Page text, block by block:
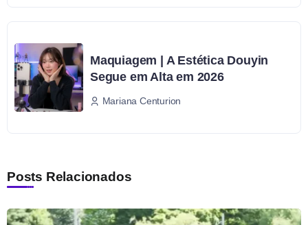
Maquiagem | A Estética Douyin
Segue em Alta em 2026
Mariana Centurion
Posts Relacionados